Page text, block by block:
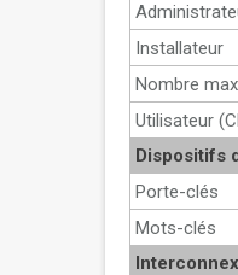
Installateur
Nombre
Utilisateur
Dispositifs
Porte-clés
Mots-clés